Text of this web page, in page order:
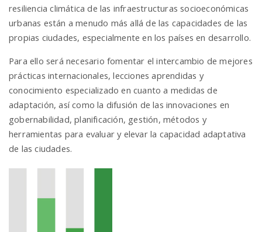
resiliencia climática de las infraestructuras socioeconómicas
urbanas están a menudo más allá de las capacidades de las
propias ciudades, especialmente en los países en desarrollo.
Para ello será necesario fomentar el intercambio de mejores
prácticas internacionales, lecciones aprendidas y
conocimiento especializado en cuanto a medidas de
adaptación, así como la difusión de las innovaciones en
gobernabilidad, planificación, gestión, métodos y
herramientas para evaluar y elevar la capacidad adaptativa
de las ciudades.